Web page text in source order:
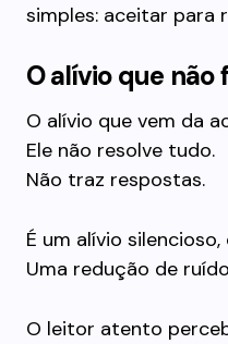
simples: aceitar para
O alívio que não
O alívio que vem da
Ele não resolve tudo.
Não traz respostas.
É um alívio
Uma redução de
O leitor atento